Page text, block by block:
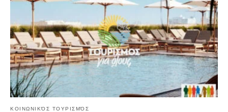
ΚΟΙΝΩΝΙΚΌΣ ΤΟΥΡΙΣΜΌΣ